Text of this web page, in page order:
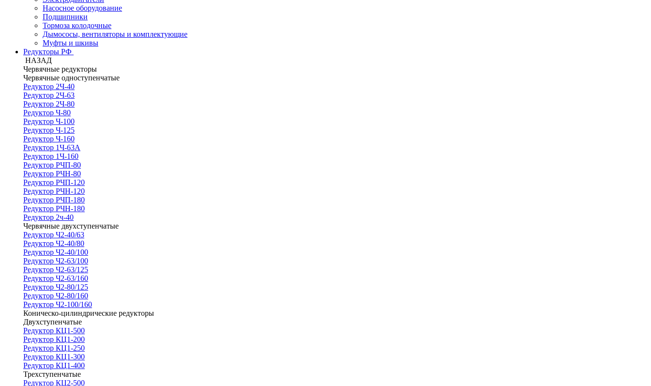
Насосное оборудование
Подшипники
Тормоза колодочные
Дымососы, вентиляторы и комплектующие
Муфты и шкивы
Редукторы РФ
НАЗАД
Червячные редукторы
Червячные одноступенчатые
Редуктор 2Ч-40
Редуктор 2Ч-63
Редуктор 2Ч-80
Редуктор Ч-80
Редуктор Ч-100
Редуктор Ч-125
Редуктор Ч-160
Редуктор 1Ч-63А
Редуктор 1Ч-160
Редуктор РЧП-80
Редуктор РЧН-80
Редуктор РЧП-120
Редуктор РЧН-120
Редуктор РЧП-180
Редуктор РЧН-180
Редуктор 2ч-40
Червячные двухступенчатые
Редуктор Ч2-40/63
Редуктор Ч2-40/80
Редуктор Ч2-40/100
Редуктор Ч2-63/100
Редуктор Ч2-63/125
Редуктор Ч2-63/160
Редуктор Ч2-80/125
Редуктор Ч2-80/160
Редуктор Ч2-100/160
Коническо-цилиндрические редукторы
Двухступенчатые
Редуктор КЦ1-500
Редуктор КЦ1-200
Редуктор КЦ1-250
Редуктор КЦ1-300
Редуктор КЦ1-400
Трехступенчатые
Редуктор КЦ2-500